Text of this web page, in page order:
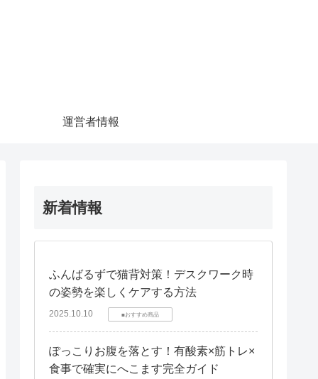
運営者情報
新着情報
ふんばるずで猫背対策！デスクワーク時
の姿勢を楽しくケアする方法
2025.10.10 ■おすすめ商品
ぽっこりお腹を落とす！有酸素×筋トレ×
食事で確実にへこます完全ガイド